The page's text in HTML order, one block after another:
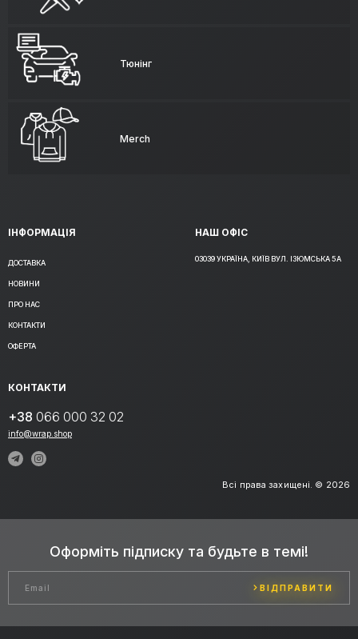
Тюнінг
Merch
ІНФОРМАЦІЯ
ДОСТАВКА
НОВИНИ
ПРО НАС
КОНТАКТИ
ОФЕРТА
НАШ ОФІС
03039 УКРАЇНА, КИЇВ ВУЛ. ІЗЮМСЬКА 5А
КОНТАКТИ
+38 066 000 32 02
info@wrap.shop
Всі права захищені. © 2026
Оформіть підписку та будьте в темі!
ВІДПРАВИТИ